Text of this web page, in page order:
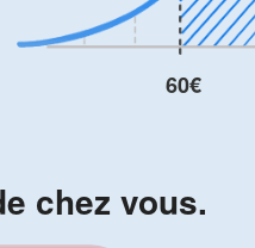
60€
chez vous.